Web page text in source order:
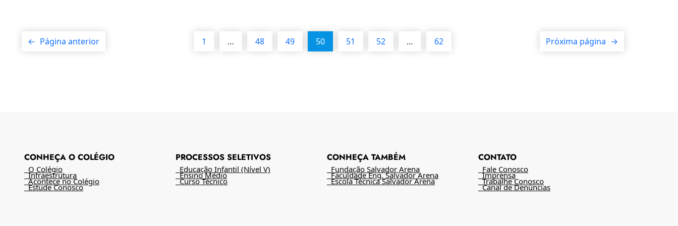
← Página anterior 1 … 48 49 50 51 52 … 62 Próxima página →
CONHEÇA O COLÉGIO
O Colégio
Infraestrutura
Acontece no Colégio
Estude Conosco
PROCESSOS SELETIVOS
Educação Infantil (Nível V)
Ensino Médio
Curso Técnico
CONHEÇA TAMBÉM
Fundação Salvador Arena
Faculdade Eng. Salvador Arena
Escola Técnica Salvador Arena
CONTATO
Fale Conosco
Imprensa
Trabalhe Conosco
Canal de Denúncias